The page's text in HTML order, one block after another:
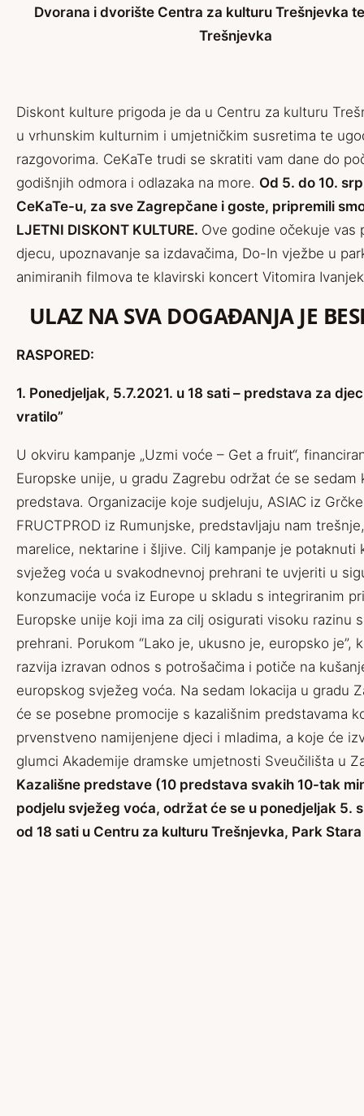
Dvorana i dvorište Centra za kulturu Trešnjevka
Trešnjevka
Diskont kulture prigoda je da u Centru za kulturu
u vrhunskim kulturnim i umjetničkim susretima te
razgovorima. CeKaTe trudi se skratiti vam dane do
godišnjih odmora i odlazaka na more. Od 5. do 10.
CeKaTe-u, za sve Zagrepčane i goste, pripremili
LJETNI DISKONT KULTURE. Ove godine očekuje vas
djecu, upoznavanje sa izdavačima, Do-In vježbe u
animiranih filmova te klavirski koncert Vitomira
ULAZ NA SVA DOGAĐANJA JE
RASPORED:
1. Ponedjeljak, 5.7.2021. u 18 sati – predstava za
vratilo”
U okviru kampanje „Uzmi voće – Get a fruit“,
Europske unije, u gradu Zagrebu održat će se sedam
predstava. Organizacije koje sudjeluju, ASIAC iz
FRUCTPROD iz Rumunjske, predstavljaju nam
marelice, nektarine i šljive. Cilj kampanje je potaknuti
svježeg voća u svakodnevnoj prehrani te uvjeriti u
konzumacije voća iz Europe u skladu s integriranim
Europske unije koji ima za cilj osigurati visoku razinu
prehrani. Porukom “Lako je, ukusno je, europsko je”,
razvija izravan odnos s potrošačima i potiče na
europskog svježeg voća. Na sedam lokacija u gradu
će se posebne promocije s kazališnim predstavama
prvenstveno namijenjene djeci i mladima, a koje će
glumci Akademije dramske umjetnosti Sveučilišta u
Kazališne predstave (10 predstava svakih 10-tak
podjelu svježeg voća, održat će se u ponedjeljak 5.
od 18 sati u Centru za kulturu Trešnjevka, Park